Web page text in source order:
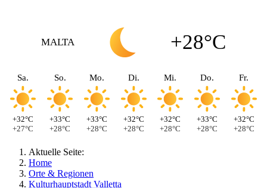
MALTA +28°C
Sa.
+32°C
+27°C
So.
+33°C
+28°C
Mo.
+33°C
+28°C
Di.
+32°C
+28°C
Mi.
+32°C
+28°C
Do.
+33°C
+28°C
Fr.
+32°C
+28°C
Aktuelle Seite:
Home
Orte & Regionen
Kulturhauptstadt Valletta